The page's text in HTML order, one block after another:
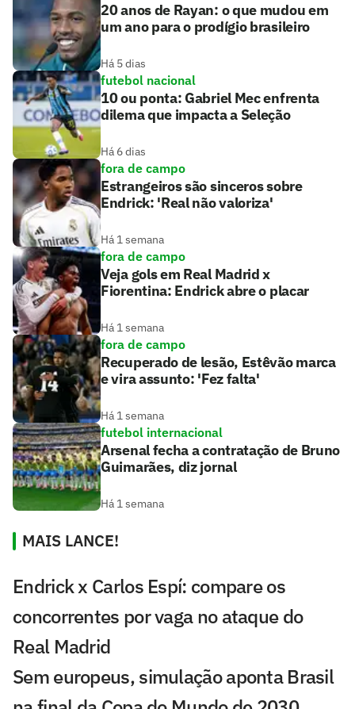
20 anos de Rayan: o que mudou em
um ano para o prodígio brasileiro
Há 5 dias
futebol nacional
10 ou ponta: Gabriel Mec enfrenta
dilema que impacta a Seleção
Há 6 dias
fora de campo
Estrangeiros são sinceros sobre
Endrick: 'Real não valoriza'
Há 1 semana
fora de campo
Veja gols em Real Madrid x
Fiorentina: Endrick abre o placar
Há 1 semana
fora de campo
Recuperado de lesão, Estêvão marca
e vira assunto: 'Fez falta'
Há 1 semana
futebol internacional
Arsenal fecha a contratação de Bruno
Guimarães, diz jornal
Há 1 semana
MAIS LANCE!
Endrick x Carlos Espí: compare os
concorrentes por vaga no ataque do
Real Madrid
Sem europeus, simulação aponta Brasil